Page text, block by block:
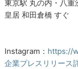
東京駅 丸の内・八重
皇居 和田倉橋 すぐ
Instagram： https://
企業プレスリリース